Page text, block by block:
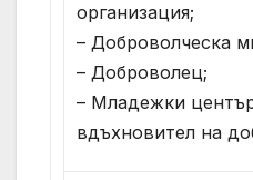
организация;
– Доброволческа
– Доброволец;
– Младежки
вдъхновител на